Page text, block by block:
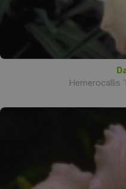
Hemerocallis